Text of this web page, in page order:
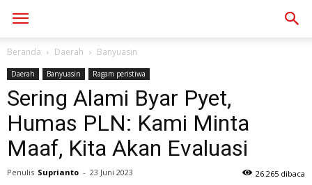
Beranda Daerah Banyuasin
Daerah Banyuasin Ragam peristiwa
Sering Alami Byar Pyet,
Humas PLN: Kami Minta
Maaf, Kita Akan Evaluasi
Penulis Suprianto - 23 Juni 2023 26.265 dibaca